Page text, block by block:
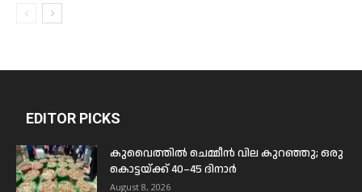
EDITOR PICKS
കുവൈത്തിൽ ചെമ്മീൻ വില കുറഞ്ഞു; ഒരു
കൊട്ടയ്ക്ക് 40–45 ദിനാർ
August 8, 2026